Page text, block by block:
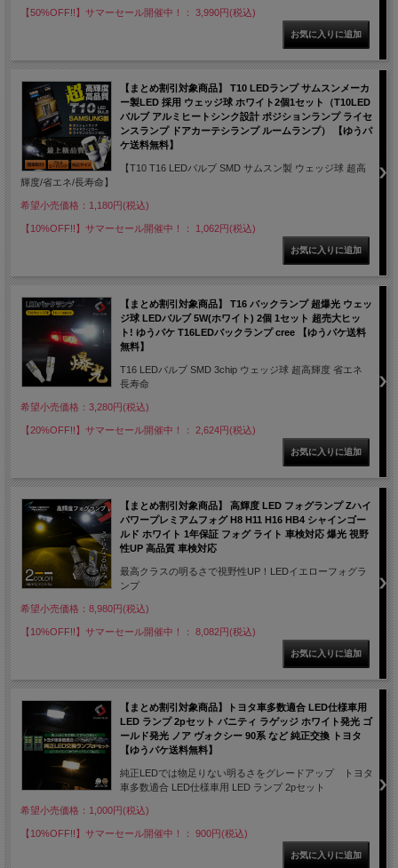
【50%OFF!!】サマーセール開催中！： 3,990円(税込)
【まとめ割引対象商品】 T10 LEDランプ サムスンメーカ
ー製LED 採用 ウェッジ球 ホワイト2個1セット（T10LED
バルブ アルミヒートシンク設計 ポジションランプ ライセ
ンスランプ ドアカーテシランプ ルームランプ） 【ゆうパ
ケ送料無料】
【T10 T16 LEDバルブ SMD サムスン製 ウェッジ球 超高
輝度/省エネ/長寿命】
希望小売価格：1,180円(税込)
【10%OFF!!】サマーセール開催中！： 1,062円(税込)
【まとめ割引対象商品】 T16 バックランプ 超爆光 ウェッ
ジ球 LEDバルブ 5W(ホワイト) 2個 1セット 超売大ヒッ
ト! ゆうパケ T16LEDバックランプ cree 【ゆうパケ送料
無料】
T16 LEDバルブ SMD 3chip ウェッジ球 超高輝度 省エネ
長寿命
希望小売価格：3,280円(税込)
【20%OFF!!】サマーセール開催中！： 2,624円(税込)
【まとめ割引対象商品】 高輝度 LED フォグランプ Zハイ
パワープレミアムフォグ H8 H11 H16 HB4 シャインゴー
ルド ホワイト 1年保証 フォグ ライト 車検対応 爆光 視野
性UP 高品質 車検対応
最高クラスの明るさで視野性UP！LEDイエローフォグラ
ンプ
希望小売価格：8,980円(税込)
【10%OFF!!】サマーセール開催中！： 8,082円(税込)
【まとめ割引対象商品】トヨタ車多数適合 LED仕様車用
LED ランプ 2pセット バニティ ラゲッジ ホワイト発光 ゴ
ールド発光 ノア ヴォクシー 90系 など 純正交換 トヨタ
【ゆうパケ送料無料】
純正LEDでは物足りない明るさをグレードアップ トヨタ
車多数適合 LED仕様車用 LED ランプ 2pセット
希望小売価格：1,000円(税込)
【10%OFF!!】サマーセール開催中！： 900円(税込)